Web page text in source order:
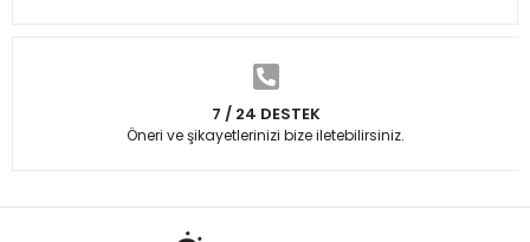
7 / 24 DESTEK
Öneri ve şikayetlerinizi bize iletebilirsiniz.